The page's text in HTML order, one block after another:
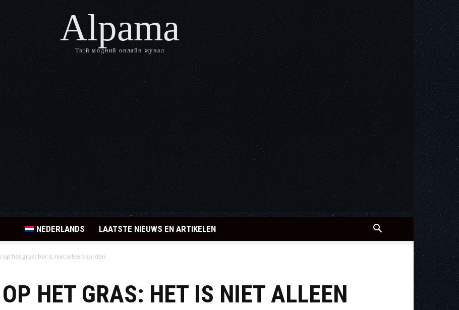
Alpama
Твій модний онлайн жунал
NEDERLANDS LAATSTE NIEUWS EN ARTIKELEN
op het gras: het is niet alleen aarden
HET GRAS: HET IS NIET ALLEEN